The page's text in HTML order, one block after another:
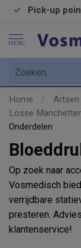
Pick-up
MENU
Home / Artsen
Losse
Onderdelen
Op zoek naar
Vosmedisch
verrijdbare
presteren.
klantenservice!